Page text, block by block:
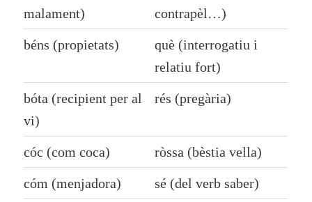
malament)
contrapèl…)
béns (propietats)
què (interrogatiu i
relatiu fort)
bóta (recipient per al
vi)
rés (pregària)
cóc (com coca) ròssa (bèstia vella)
cóm (menjadora) sé (del verbsaber)